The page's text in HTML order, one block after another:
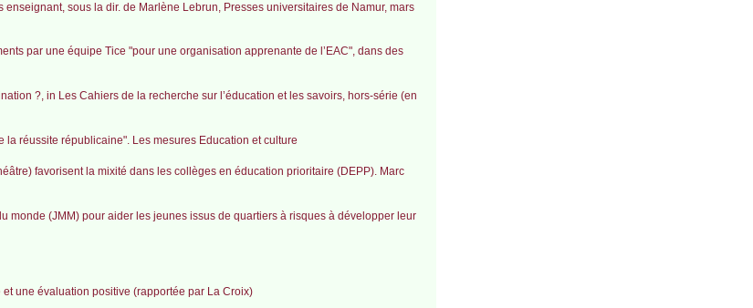
sous la dir. de Marlène Lebrun, Presses universitaires de Namur, mars
par une équipe Tice "pour une organisation apprenante de l’EAC", dans des
?, in Les Cahiers de la recherche sur l’éducation et les savoirs, hors-série (en
réussite républicaine". Les mesures Education et culture
favorisent la mixité dans les collèges en éducation prioritaire (DEPP). Marc
monde (JMM) pour aider les jeunes issus de quartiers à risques à développer leur
une évaluation positive (rapportée par La Croix)